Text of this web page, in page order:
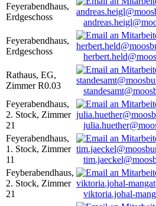
Feyerabendhaus,
Erdgeschoss
Feyerabendhaus,
Erdgeschoss
Rathaus, EG,
Zimmer R0.03
Feyerabendhaus,
2. Stock, Zimmer
21
Feyerabendhaus,
1. Stock, Zimmer
11
Feyberabendhaus,
2. Stock, Zimmer
21
viktoria.johal-